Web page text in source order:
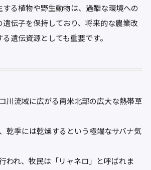
する植物や野生動物は、過酷な環境への
伝子を保持しており、将来的な農業改
遺伝資源としても重要です。
川流域に広がる南米北部の広大な熱帯草
乾季には乾燥するという極端なサバナ気
われ、牧民は「リャネロ」と呼ばれま